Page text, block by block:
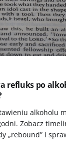
refluks po
alkoholu
Zobacz
„rebound” i